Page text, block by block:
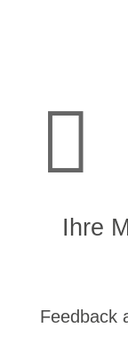

Ihre
Feedback